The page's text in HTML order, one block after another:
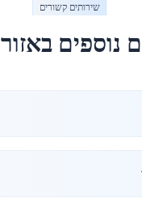
שירותים קשורים
נוספים באזור